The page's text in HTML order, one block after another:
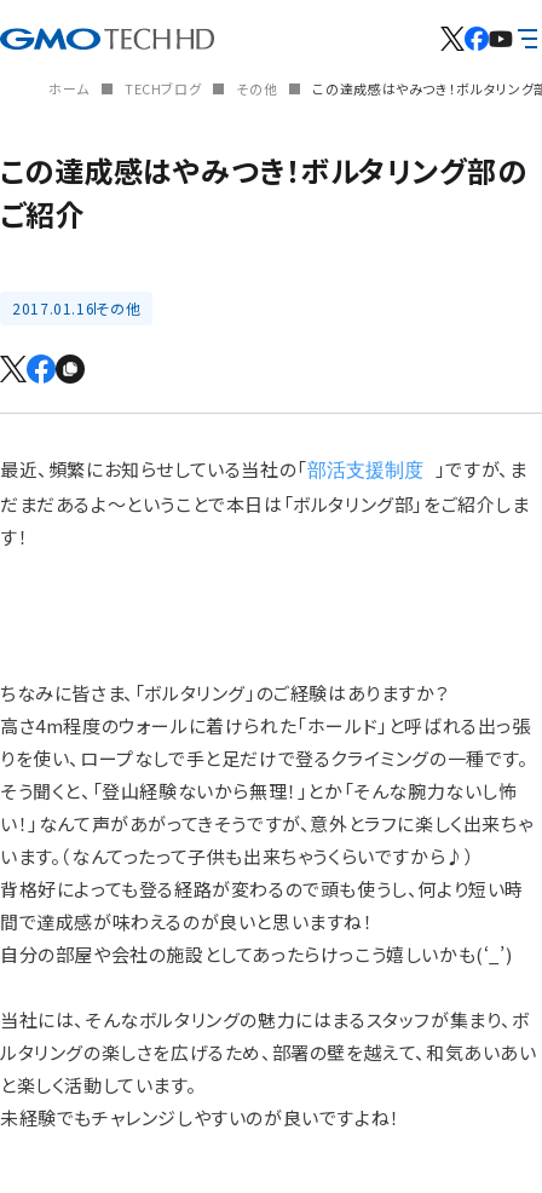
ホーム TECHブログ その他 この達成感はやみつき！ボルタリング
この達成感はやみつき！ボルタリング部の
ご紹介
2017.01.16その他
最近、頻繁にお知らせしている当社の「部活支援制度
」ですが、ま
だまだあるよ～ということで本日は「ボルタリング部」をご紹介しま
す！
ちなみに皆さま、「ボルタリング」のご経験はありますか？
高さ4m程度のウォールに着けられた「ホールド」と呼ばれる出っ張
りを使い、ロープなしで手と足だけで登るクライミングの一種です。
そう聞くと、「登山経験ないから無理！」とか「そんな腕力ないし怖
い！」なんて声があがってきそうですが、意外とラフに楽しく出来ちゃ
います。（なんてったって子供も出来ちゃうくらいですから♪）
背格好によっても登る経路が変わるので頭も使うし、何より短い時
間で達成感が味わえるのが良いと思いますね！
自分の部屋や会社の施設としてあったらけっこう嬉しいかも(‘_’)
当社には、そんなボルタリングの魅力にはまるスタッフが集まり、ボ
ルタリングの楽しさを広げるため、部署の壁を越えて、和気あいあい
と楽しく活動しています。
未経験でもチャレンジしやすいのが良いですよね！